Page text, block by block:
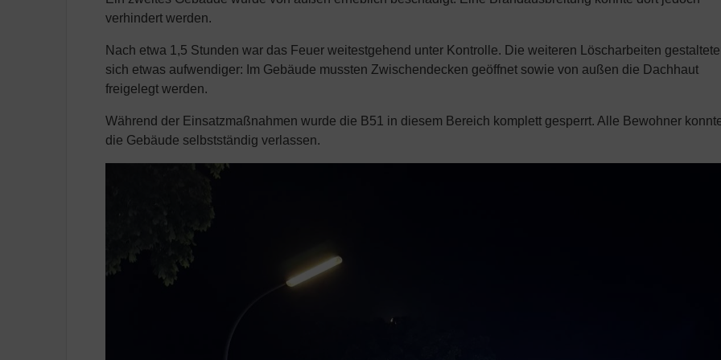
verhindert werden.
Nach etwa 1,5 Stunden war das Feuer weitestgehend unter Kontrolle. Die weiteren Löscharbeiten
sich etwas aufwendiger: Im Gebäude mussten Zwischendecken geöffnet sowie von außen die Dachhaut
freigelegt werden.
Während der Einsatzmaßnahmen wurde die B51 in diesem Bereich komplett gesperrt. Alle Bewohner
die Gebäude selbstständig verlassen.